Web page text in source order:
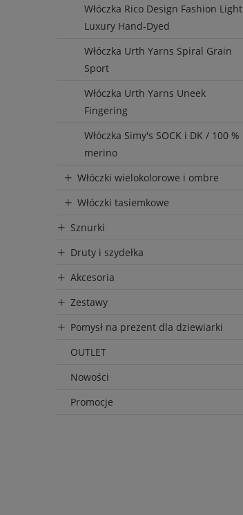
Włóczka Rico Design Fashion Light
Luxury Hand-Dyed
Włóczka Urth Yarns Spiral Grain
Sport
Włóczka Urth Yarns Uneek
Fingering
Włóczka Simy's SOCK i DK / 100 %
merino
Włóczki wielokolorowe i ombre
Włóczki tasiemkowe
Sznurki
Druty i szydełka
Akcesoria
Zestawy
Pomysł na prezent dla dziewiarki
OUTLET
Nowości
Promocje